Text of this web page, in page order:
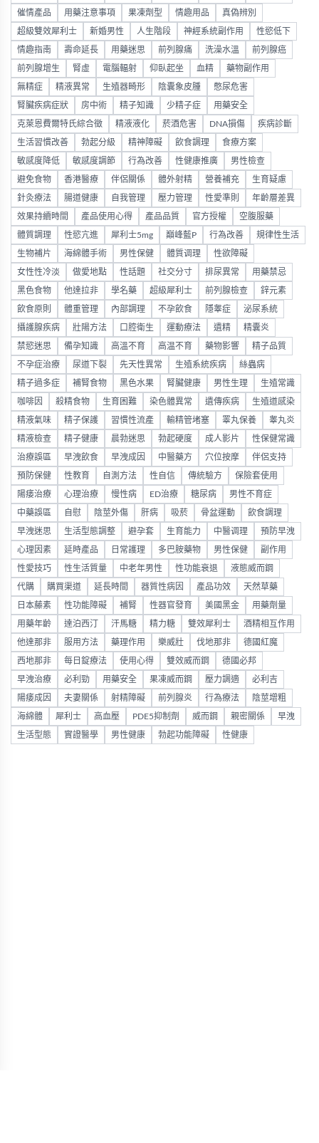
催情產品 用藥注意事項 果凍劑型 情趣用品 真偽辨別
超級雙效犀利士 新婚男性 人生階段 神經系統副作用 性慾低下
情趣指南 壽命延長 用藥迷思 前列腺痛 洗澡水溫 前列腺癌
前列腺增生 腎虛 電腦輻射 仰臥起坐 血精 藥物副作用
無精症 精液異常 生殖器畸形 陰囊象皮腫 憋尿危害
腎臟疾病症狀 房中術 精子知識 少精子症 用藥安全
克萊恩費爾特氏綜合徵 精液液化 菸酒危害 DNA損傷 疾病診斷
生活習慣改善 勃起分級 精神障礙 飲食調理 食療方案
敏感度降低 敏感度調節 行為改善 性健康推廣 男性檢查
避免食物 香港醫療 伴侶關係 體外射精 營養補充 生育疑慮
針灸療法 腸道健康 自我管理 壓力管理 性愛準則 年齡層差異
效果持續時間 產品使用心得 產品品質 官方授權 空腹服藥
體質調理 性慾亢進 犀利士5mg 巔峰藍P 行為改善 規律性生活
生物補片 海綿體手術 男性保健 體質调理 性欲障礙
女性性冷淡 做愛地點 性話題 社交分寸 排尿異常 用藥禁忌
黑色食物 他達拉非 學名藥 超級犀利士 前列腺檢查 鋅元素
飲食原則 體重管理 內部調理 不孕飲食 隱睾症 泌尿系統
攝護腺疾病 壯陽方法 口腔衛生 運動療法 遺精 精囊炎
禁慾迷思 備孕知識 高溫不育 高温不育 藥物影響 精子品質
不孕症治療 尿道下裂 先天性異常 生殖系統疾病 絲蟲病
精子過多症 補腎食物 黑色水果 腎臟健康 男性生理 生殖常識
咖啡因 殺精食物 生育困難 染色體異常 遺傳疾病 生殖道感染
精液氣味 精子保護 習慣性流產 輸精管堵塞 睪丸保養 睾丸炎
精液檢查 精子健康 晨勃迷思 勃起硬度 成人影片 性保健常識
治療誤區 早洩飲食 早洩成因 中醫藥方 穴位按摩 伴侶支持
預防保健 性教育 自測方法 性自信 傳統驗方 保險套使用
陽痿治療 心理治療 慢性病 ED治療 糖尿病 男性不育症
中藥誤區 自慰 陰莖外傷 肝病 吸菸 骨盆運動 飲食調理
早洩迷思 生活型態調整 避孕套 生育能力 中醫调理 預防早洩
心理因素 延時產品 日常護理 多巴胺藥物 男性保健 副作用
性愛技巧 性生活質量 中老年男性 性功能衰退 液態威而鋼
代購 購買渠道 延長時間 器質性病因 產品功效 天然草藥
日本藤素 性功能障礙 補腎 性器官發育 美國黑金 用藥劑量
用藥年齡 達泊西汀 汗馬糖 精力糖 雙效犀利士 酒精相互作用
他達那非 服用方法 藥理作用 樂威壯 伐地那非 德國紅魔
西地那非 每日錠療法 使用心得 雙效威而鋼 德國必邦
早洩治療 必利勁 用藥安全 果凍威而鋼 壓力調適 必利吉
陽痿成因 夫妻關係 射精障礙 前列腺炎 行為療法 陰莖增粗
海綿體 犀利士 高血壓 PDE5抑制劑 威而鋼 親密關係 早洩
生活型態 實證醫學 男性健康 勃起功能障礙 性健康